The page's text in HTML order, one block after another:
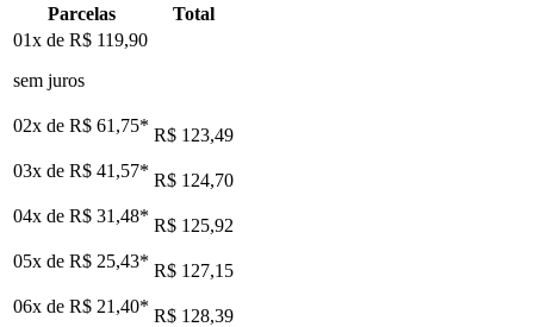
Parcelas
Total
01x de R$ 119,90
sem juros
02x de R$ 61,75* R$ 123,49
03x de R$ 41,57* R$ 124,70
04x de R$ 31,48* R$ 125,92
05x de R$ 25,43* R$ 127,15
06x de R$ 21,40* R$ 128,39